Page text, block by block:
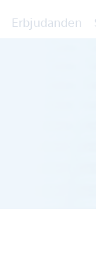
Erbjudanden